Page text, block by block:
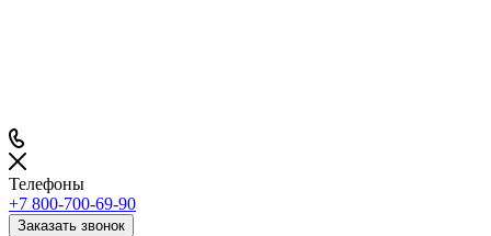
Телефоны
+7 800-700-69-90
Заказать звонок